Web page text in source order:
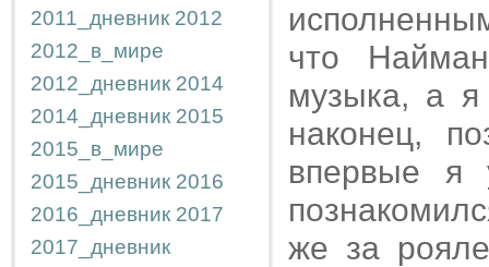
2011_дневник 2012
2012_в_мире
2012_дневник 2014
2014_дневник 2015
2015_в_мире
2015_дневник 2016
2016_дневник 2017
2017_дневник
что
музыка, а
наконец,
впервые я
же за